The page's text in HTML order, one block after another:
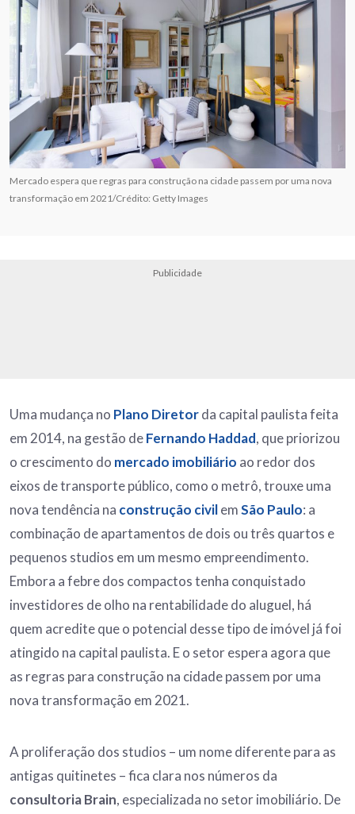
Mercado espera que regras para construção na cidade passem por uma nova
transformação em 2021/Crédito: Getty Images
Publicidade
Uma mudança no Plano Diretorda capital paulista feita
em 2014, na gestão deFernando Haddad, que priorizou
o crescimento do mercado imobiliário ao redor dos
eixos de transporte público, como o metrô, trouxe uma
nova tendência na construção civilemSão Paulo: a
combinação de apartamentos de dois ou três quartos e
pequenos studios em um mesmo empreendimento.
Embora a febre dos compactos tenha conquistado
investidores de olho na rentabilidade do aluguel, há
quem acredite que o potencial desse tipo de imóvel já foi
atingido na capital paulista. E o setor espera agora que
as regras para construção na cidade passem por uma
nova transformação em 2021.
A proliferação dos studios – um nome diferente para as
antigas quitinetes – fica clara nos números da
consultoria Brain, especializada no setor imobiliário. De